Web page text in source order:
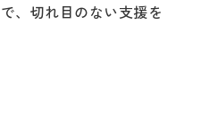
、切れ目のない支援を